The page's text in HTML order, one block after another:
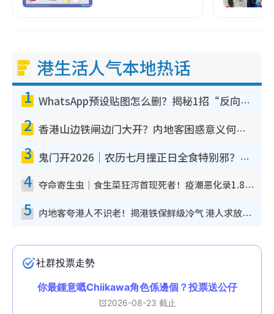
港生活人气本地热话
1 WhatsApp预设贴图怎么删？揭秘1招“反向操作”还原简洁界面 附3步实测教程
2 香港山边铁闸边门大开？内地客困惑意义何在！网友神回复：这种叫法理性防御
3 鬼门开2026｜农历七月撞正日全食特别邪？专家警告切忌做一事！揭4大禁忌+2招保平安
4 夺命寄生虫｜食生菜狂泻首现死者！疫潮恶化录1.8万宗病例 揭洗菜3大谬误
5 内地客夸港人不识老！揭港铁保鲜级冷气 港人求放过：别投诉